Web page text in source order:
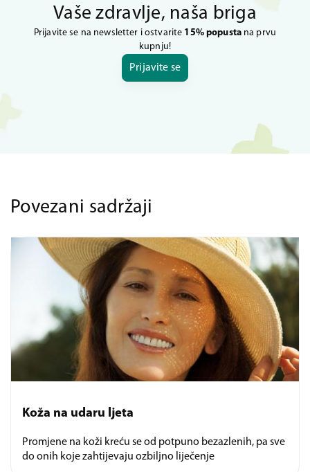
Vaše zdravlje, naša briga
Prijavite se na newsletter i ostvarite 15% popustana prvu
kupnju!
Prijavite se
Povezani sadržaji
Koža na udaru ljeta
Promjene na koži kreću se od potpuno bezazlenih, pa sve
do onih koje zahtijevaju ozbiljno liječenje